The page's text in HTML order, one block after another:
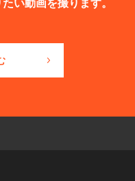
い動画を撮ります。